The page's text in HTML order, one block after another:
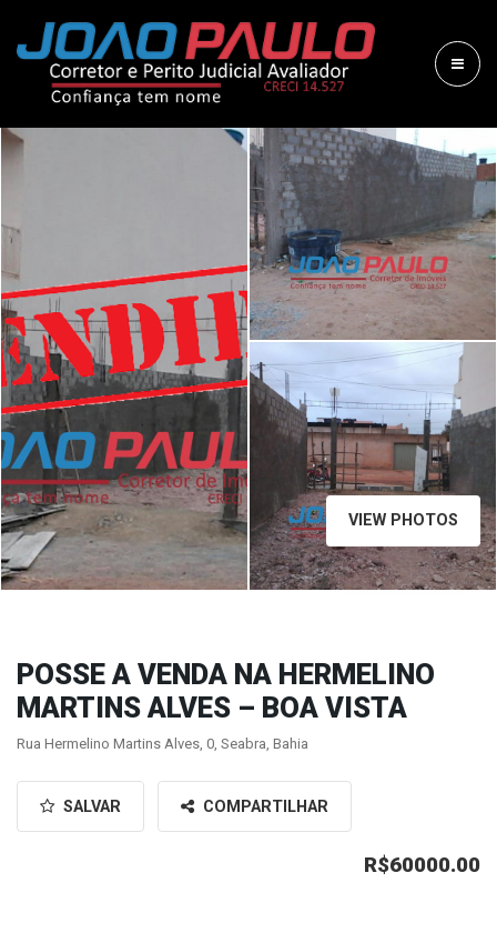
VIEW PHOTOS
POSSE A VENDA NA HERMELINO
MARTINS ALVES – BOA VISTA
Rua Hermelino Martins Alves, 0, Seabra, Bahia
SALVAR COMPARTILHAR
R$60000.00